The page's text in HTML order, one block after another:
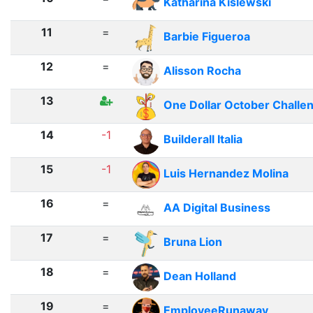
11 = Barbie Figueroa
12 = Alisson Rocha
13 One Dollar October
14 -1 Builderall Italia
15 -1 Luis Hernandez Molina
16 = AA Digital Business
17 = Bruna Lion
18 = Dean Holland
19 =